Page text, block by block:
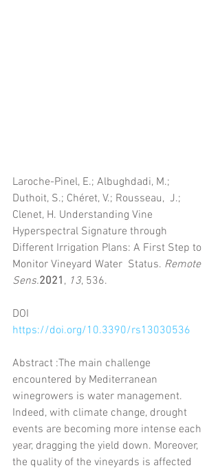
Laroche-Pinel, E.; Albughdadi, M.;
Duthoit, S.; Chéret, V.; Rousseau,  J.;
Clenet, H. Understanding Vine
Hyperspectral Signature through
Different Irrigation Plans: A First Step to
Monitor Vineyard Water  Status. Remote
Sens.2021 , 13, 536.
DOI
https://doi.org/10.3390/rs13030536
Abstract :The main challenge
encountered by Mediterranean
winegrowers is water management.
Indeed, with climate change, drought
events are becoming more intense each
year, dragging the yield down. Moreover,
the quality of the vineyards is affected